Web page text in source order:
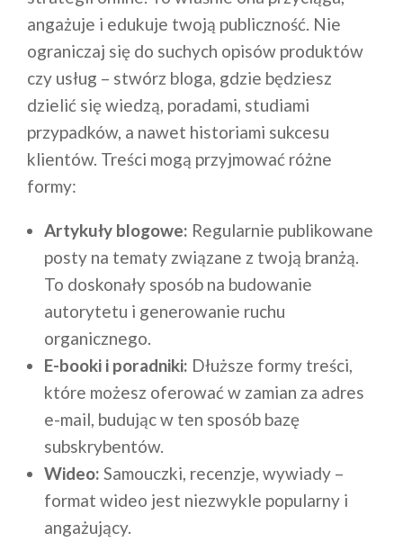
angażuje i edukuje twoją publiczność. Nie
ograniczaj się do suchych opisów produktów
czy usług – stwórz bloga, gdzie będziesz
dzielić się wiedzą, poradami, studiami
przypadków, a nawet historiami sukcesu
klientów. Treści mogą przyjmować różne
formy:
Artykuły blogowe: Regularnie publikowane
posty na tematy związane z twoją branżą.
To doskonały sposób na budowanie
autorytetu i generowanie ruchu
organicznego.
E-booki i poradniki: Dłuższe formy treści,
które możesz oferować w zamian za adres
e-mail, budując w ten sposób bazę
subskrybentów.
Wideo: Samouczki, recenzje, wywiady –
format wideo jest niezwykle popularny i
angażujący.